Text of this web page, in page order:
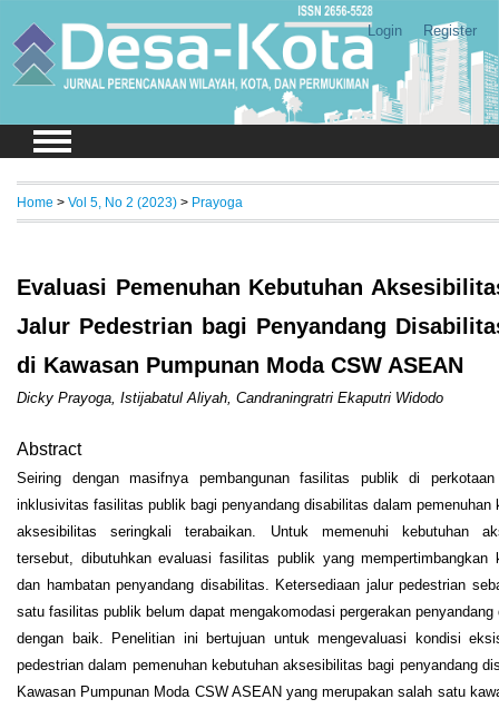
Login Register
Home > Vol 5, No 2 (2023) > Prayoga
Evaluasi Pemenuhan Kebutuhan
Jalur Pedestrian bagi Penyandang
di Kawasan Pumpunan Moda CSW ASEAN
Dicky Prayoga, Istijabatul Aliyah, Candraningratri Ekaputri Widodo
Abstract
Seiring dengan masifnya pembangunan fasilitas publik di
inklusivitas fasilitas publik bagi penyandang disabilitas dalam pemenuhan
aksesibilitas seringkali terabaikan. Untuk memenuhi kebutuhan
tersebut, dibutuhkan evaluasi fasilitas publik yang mempertimbangkan
dan hambatan penyandang disabilitas. Ketersediaan jalur pedestrian
satu fasilitas publik belum dapat mengakomodasi pergerakan penyandang
dengan baik. Penelitian ini bertujuan untuk mengevaluasi kondisi
pedestrian dalam pemenuhan kebutuhan aksesibilitas bagi penyandang
Kawasan Pumpunan Moda CSW ASEAN yang merupakan salah satu